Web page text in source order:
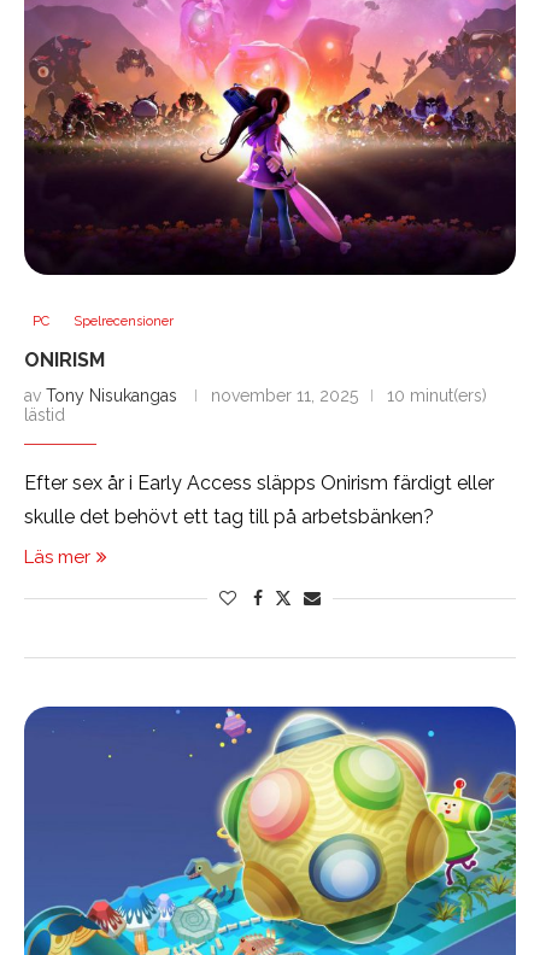
PC Spelrecensioner
ONIRISM
av Tony Nisukangas november 11, 2025
10 minut(ers)
lästid
Efter sex år i Early Access släpps Onirism färdigt eller
skulle det behövt ett tag till på arbetsbänken?
Läs mer